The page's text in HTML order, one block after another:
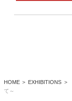
HOME EXHIBITIONS
て～